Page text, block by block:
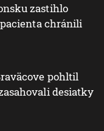
zastihlo
chránili
pohltil
desiatky